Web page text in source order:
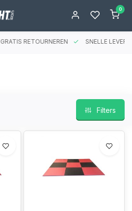
0
GRATIS RETOURNEREN SNELLE
Filters